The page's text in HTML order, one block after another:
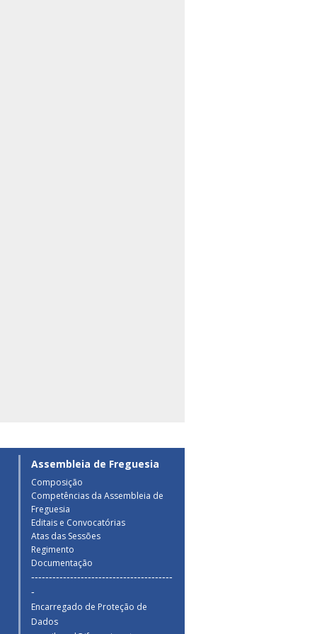
Assembleia de Freguesia
Composição
Competências da Assembleia de
Freguesia
Editais e Convocatórias
Atas das Sessões
Regimento
Documentação
----------------------------------------
-
Encarregado de Proteção de
Dados